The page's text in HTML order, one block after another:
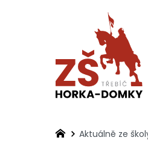
Aktuálně ze